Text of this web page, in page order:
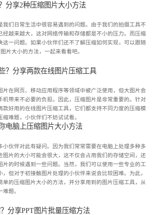
分享2种压缩图片大小方法
我们日常生活中很容易遇到的问题。由于我们的拍摄工具不
经越来越大，这对网络传输和存储都是不小的压力。而压缩
这一问题。如果小伙伴们还不了解压缩如何实现，可以跟随
片大小的方法，一起来看看吧。
？分享两款在线图片压缩工具
片在网页、移动应用程序等领域中被广泛使用，但大图片会
机带来不必要的负担。因此，压缩图片是非常重要的。针对
款好用的在线图片压缩工具，它们都支持不同力度的压缩模
难题，小伙伴们不妨试试看。
电脑上压缩图片大小方法
小伙伴对此有疑问。因为我们常常需要在电脑上处理多种多
图片的大小可能会很大，这不仅会占用我们的存储空间，还
片的时候遇到一些问题。当然，我们可以使用一些专业的工
但对于初接触图片处理的小伙伴来说会比较困难。为此，
单的压缩图片大小的方法，并分享用到的图片压缩工具，从
题。
分享PPT图片批量压缩方法